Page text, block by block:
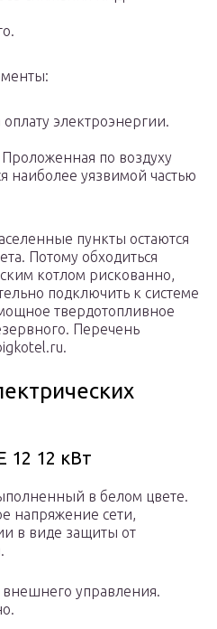
электроэнергии.
по воздуху
наиболее уязвимой частью
пункты остаются
Потому обходиться
котлом рискованно,
подключить к системе
твердотопливное
Перечень
12 12 кВт
в белом цвете.
напряжение сети,
в виде защиты от
управления.